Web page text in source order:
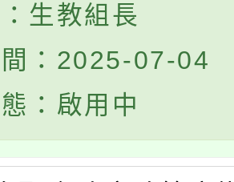
生教組長
：2025-07-04
：啟用中